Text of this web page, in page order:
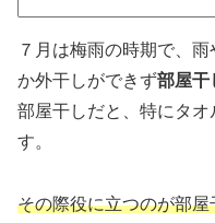
７月は梅雨の時期で、
か外干しができず部屋干
部屋干しだと、特にタ
す。
その際役に立つのが部